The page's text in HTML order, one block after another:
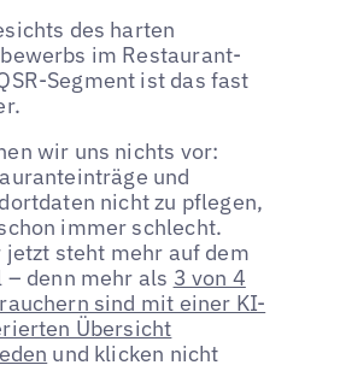
des harten
im Restaurant-
Segment ist das fast
wir uns nichts vor:
und
nicht zu pflegen,
immer schlecht.
jetzt steht mehr auf dem
– denn mehr als 3 von 4
sind mit einer KI-
Übersicht
und klicken nicht